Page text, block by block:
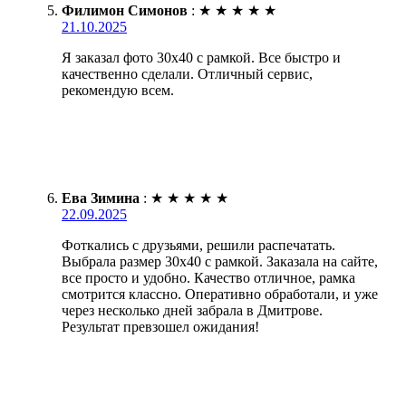
Филимон Симонов : ★ ★ ★ ★ ★
21.10.2025
Я заказал фото 30х40 с рамкой. Все быстро и
качественно сделали. Отличный сервис,
рекомендую всем.
Ева Зимина : ★ ★ ★ ★ ★
22.09.2025
Фоткались с друзьями, решили распечатать.
Выбрала размер 30х40 с рамкой. Заказала на сайте,
все просто и удобно. Качество отличное, рамка
смотрится классно. Оперативно обработали, и уже
через несколько дней забрала в Дмитрове.
Результат превзошел ожидания!